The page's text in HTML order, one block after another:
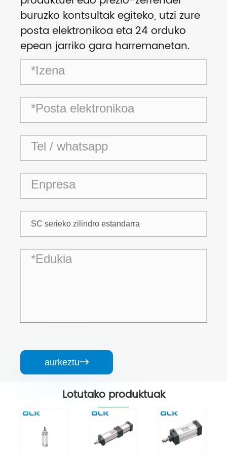
buruzko kontsultak egiteko, utzi zure
posta elektronikoa eta 24 orduko
epean jarriko gara harremanetan.
aurkeztu
Lotutako produktuak